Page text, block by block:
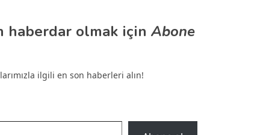
haberdar olmak için Abone
ilgili en son haberleri alın!